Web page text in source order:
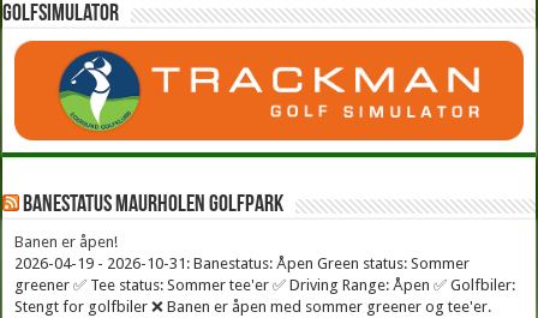
Golfsimulator
Banestatus Maurholen Golfpark
Banen er åpen!
2026-04-19 - 2026-10-31: Banestatus: Åpen Green status: Sommer
greener ✅ Tee status: Sommer tee'er ✅ Driving Range: Åpen ✅ Golfbiler:
Stengt for golfbiler ❌ Banen er åpen med sommer greener og tee'er.